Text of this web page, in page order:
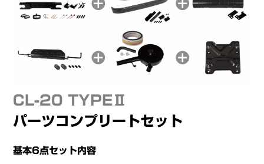
CL-20 TYPEⅡ
パーツコンプリートセット
基本6点セット内容